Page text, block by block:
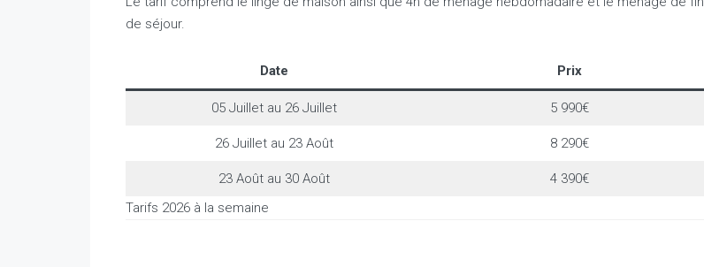
de séjour.
Date Prix
05 Juillet au 26 Juillet 5 990€
26 Juillet au 23 Août 8 290€
23 Août au 30 Août
4 390€
Tarifs 2026 à la semaine